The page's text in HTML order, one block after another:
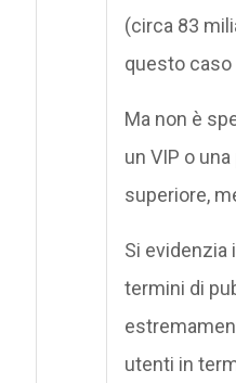
(circa 83
questo caso
Ma non è
un VIP o
superiore,
Si evidenzia
termini di
utenti in